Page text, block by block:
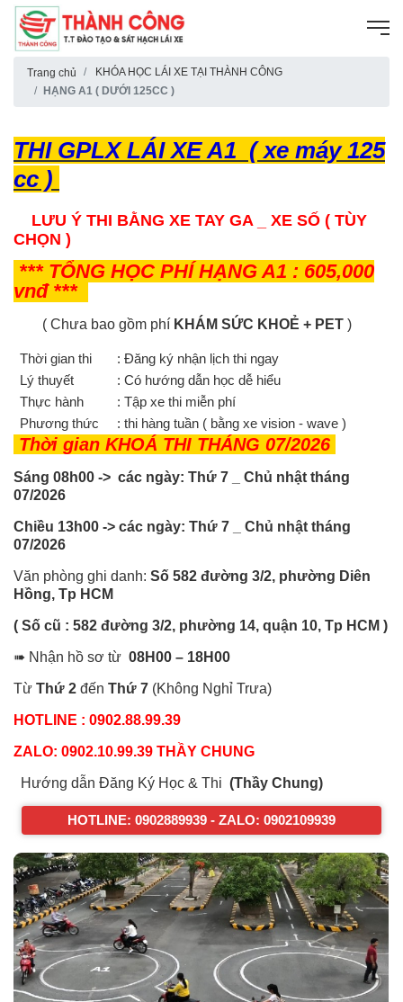
Trang chủ
KHÓA HỌC LÁI XE TẠI THÀNH CÔNG
HẠNG A1 ( DƯỚI 125CC )
THI GPLX LÁI XE A1 ( xe máy 125
cc )
LƯU Ý THI BẰNG XE TAY GA _ XE SỐ ( TÙY
CHỌN )
*** TỔNG HỌC PHÍ HẠNG A1 : 605,000
vnđ ***
( Chưa bao gồm phí KHÁM SỨC KHOẺ + PET )
Thời gian thi
: Đăng ký nhận lịch thi ngay
Lý thuyết
: Có hướng dẫn học dễ hiểu
Thực hành
: Tập xe thi miễn phí
Phương thức
: thi hàng tuần ( bằng xe vision - wave )
Thời gian KHOÁ THI THÁNG 07/2026
Sáng 08h00 -> các ngày: Thứ 7 _ Chủ nhật tháng
07/2026
Chiều 13h00 -> các ngày: Thứ 7 _ Chủ nhật tháng
07/2026
Văn phòng ghi danh: Số 582 đường 3/2, phường Diên
Hồng, Tp HCM
( Số cũ : 582 đường 3/2, phường 14, quận 10, Tp HCM )
➠ Nhận hồ sơ từ 08H00 – 18H00
Từ Thứ 2 đến Thứ 7 (Không Nghỉ Trưa)
HOTLINE : 0902.88.99.39
ZALO: 0902.10.99.39 THẦY CHUNG
Hướng dẫn Đăng Ký Học & Thi (Thầy Chung)
HOTLINE: 0902889939 - ZALO: 0902109939